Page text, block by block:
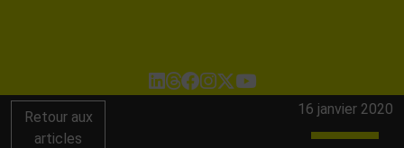
Retour aux
articles
16 janvier 2020